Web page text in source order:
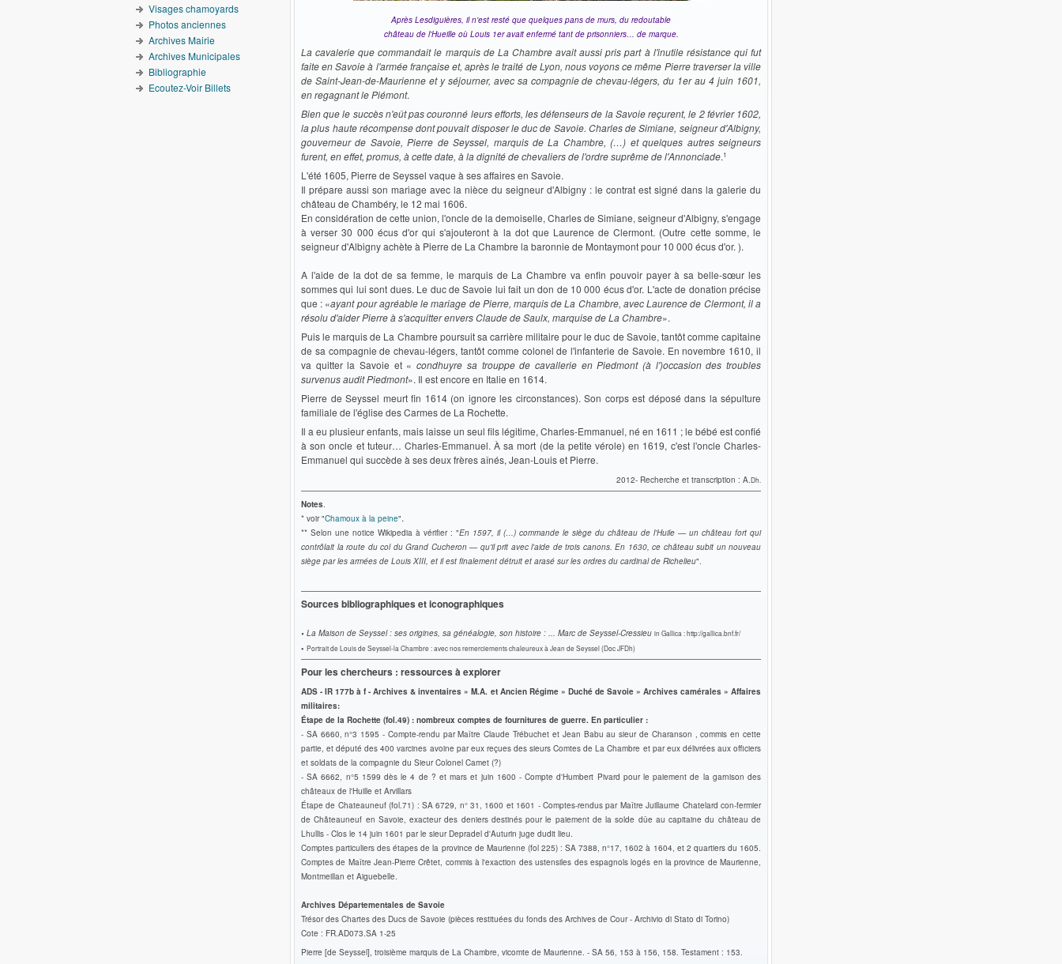
Après Lesdiguières, il n'est resté que quelques pans de murs, du redoutable
château de l'Hueille où Louis 1er avait enfermé tant de prisonniers… de marque.
La cavalerie que commandait le marquis de La Chambre avait aussi pris part à l'inutile résistance qui fut
faite en Savoie à l'armée française et, après le traité de Lyon, nous voyons ce même Pierre traverser la ville
de Saint-Jean-de-Maurienne et y séjourner, avec sa compagnie de chevau-légers, du 1er au 4 juin 1601,
en regagnant le Piémont.
Bien que le succès n'eût pas couronné leurs efforts, les défenseurs de la Savoie reçurent, le 2 février 1602,
la plus haute récompense dont pouvait disposer le duc de Savoie. Charles de Simiane, seigneur d'Albigny,
gouverneur de Savoie, Pierre de Seyssel, marquis de La Chambre, (…) et quelques autres seigneurs
furent, en effet, promus, à cette date, à la dignité de chevaliers de l'ordre suprême de l'Annonciade.1
L'été 1605, Pierre de Seyssel vaque à ses affaires en Savoie.
Il prépare aussi son mariage avec la nièce du seigneur d'Albigny : le contrat est signé dans la galerie du
château de Chambéry, le 12 mai 1606.
En considération de cette union, l'oncle de la demoiselle, Charles de Simiane, seigneur d'Albigny, s'engage
à verser 30 000 écus d'or qui s'ajouteront à la dot que Laurence de Clermont. (Outre cette somme, le
seigneur d'Albigny achète à Pierre de La Chambre la baronnie de Montaymont pour 10 000 écus d'or. ).
A l'aide de la dot de sa femme, le marquis de La Chambre va enfin pouvoir payer à sa belle-sœur les
sommes qui lui sont dues. Le duc de Savoie lui fait un don de 10 000 écus d'or. L'acte de donation précise
que : «ayant pour agréable le mariage de Pierre, marquis de La Chambre, avec Laurence de Clermont, il a
résolu d'aider Pierre à s'acquitter envers Claude de Saulx, marquise de La Chambre».
Puis le marquis de La Chambre poursuit sa carrière militaire pour le duc de Savoie, tantôt comme capitaine
de sa compagnie de chevau-légers, tantôt comme colonel de l'infanterie de Savoie. En novembre 1610, il
va quitter la Savoie et «condhuyre sa trouppe de cavallerie en Piedmont (à l')occasion des troubles
survenus audit Piedmont». Il est encore en Italie en 1614.
Pierre de Seyssel meurt fin 1614 (on ignore les circonstances). Son corps est déposé dans la sépulture
familiale de l'église des Carmes de La Rochette.
Il a eu plusieur enfants, mais laisse un seul fils légitime, Charles-Emmanuel, né en 1611 ; le bébé est confié
à son oncle et tuteur… Charles-Emmanuel. À sa mort (de la petite vérole) en 1619, c'est l'oncle Charles-
Emmanuel qui succède à ses deux frères aînés, Jean-Louis et Pierre.
2012- Recherche et transcription : A.Dh.
Notes.
* voir "Chamoux à la peine".
** Selon une notice Wikipedia à vérifier : "En 1597, il (…) commande le siège du château de l'Huile — un château fort qui
contrôlait la route du col du Grand Cucheron — qu'il prit avec l'aide de trois canons. En 1630, ce château subit un nouveau
siège par les armées de Louis XIII, et il est finalement détruit et arasé sur les ordres du cardinal de Richelieu".
Sources bibliographiques et iconographiques
• La Maison de Seyssel : ses origines, sa généalogie, son histoire : ... Marc de Seyssel-Cressieu in Gallica : http://gallica.bnf.fr/
• Portrait de Louis de Seyssel-la Chambre : avec nos remerciements chaleureux à Jean de Seyssel (Doc JFDh)
Pour les chercheurs : ressources à explorer
ADS - IR 177b à f -Archives & inventaires » M.A. et Ancien Régime » Duché de Savoie » Archives camérales » Affaires
militaires:
Étape de la Rochette (fol.49) : nombreux comptes de fournitures de guerre. En particulier :
- SA 6660, n°3 1595 - Compte-rendu par Maître Claude Trébuchet et Jean Babu au sieur de Charanson , commis en cette
partie, et député des 400 varcines avoine par eux reçues des sieurs Comtes de La Chambre et par eux délivrées aux officiers
et soldats de la compagnie du Sieur Colonel Camet (?)
- SA 6662, n°5 1599 dès le 4 de ? et mars et juin 1600 - Compte d'Humbert Pivard pour le paiement de la garnison des
châteaux de l'Huille et Arvillars
Étape de Chateauneuf (fol.71) : SA 6729, n° 31, 1600 et 1601 - Comptes-rendus par Maître Juillaume Chatelard con-fermier
de Châteauneuf en Savoie, exacteur des deniers destinés pour le paiement de la solde dûe au capitaine du château de
Lhullis - Clos le 14 juin 1601 par le sieur Depradel d'Auturin juge dudit lieu.
Comptes particuliers des étapes de la province de Maurienne (fol 225) : SA 7388, n°17, 1602 à 1604, et 2 quartiers du 1605.
Comptes de Maître Jean-Pierre Crêtet, commis à l'exaction des ustensiles des espagnols logés en la province de Maurienne,
Montmeillan et Aiguebelle.
Archives Départementales de Savoie
Trésor des Chartes des Ducs de Savoie (pièces restituées du fonds des Archives de Cour - Archivio di Stato di Torino)
Cote : FR.AD073.SA 1-25
Pierre [de Seyssel], troisième marquis de La Chambre, vicomte de Maurienne. - SA 56, 153 à 156, 158. Testament : 153.
Visages chamoyards
Photos anciennes
Archives Mairie
Archives Municipales
Bibliographie
Ecoutez-Voir Billets